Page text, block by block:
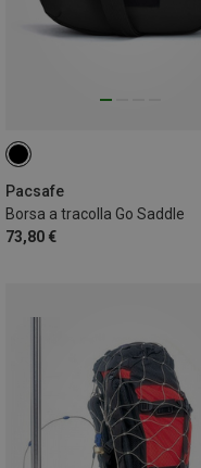
Pacsafe
Borsa a tracolla Go Saddle
73,80 €
5L